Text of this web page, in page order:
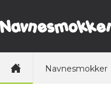
Navnesmokker